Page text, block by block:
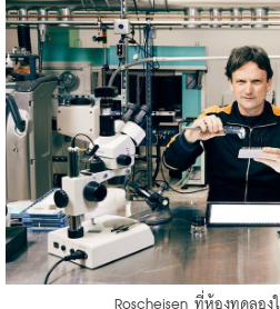
Roscheisen ที่ห้องทดลอง